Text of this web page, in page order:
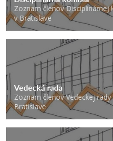
Zoznam členov Disciplinárnej
v Bratislave
Vedecká rada
Zoznam členov Vedeckej
Bratislave